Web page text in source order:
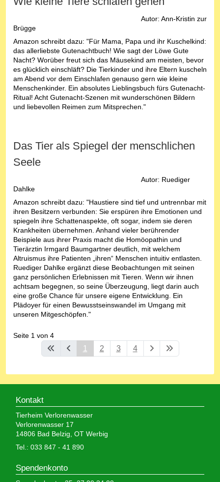
Autor: Ann-Kristin zur
Brügge
Amazon schreibt dazu: "Für Mama, Papa und ihr Kuschelkind:
das allerliebste Gutenachtbuch! Wie sagt der Löwe Gute
Nacht? Worüber freut sich das Mäusekind am meisten, bevor
es glücklich einschläft? Die Tierkinder und ihre Eltern kuscheln
am Abend vor dem Einschlafen genauso gern wie kleine
Menschenkinder. Ein absolutes Lieblingsbuch fürs Gutenacht-
Ritual! Acht Gutenacht-Szenen mit wunderschönen Bildern
und liebevollen Reimen zum Mitsprechen."
Das Tier als Spiegel der menschlichen
Seele
Autor: Ruediger
Dahlke
Amazon schreibt dazu: "Haustiere sind tief und untrennbar mit
ihren Besitzern verbunden: Sie erspüren ihre Emotionen und
spiegeln ihre Schattenaspekte, oft sogar, indem sie deren
Krankheiten übernehmen. Anhand vieler berührender
Beispiele aus ihrer Praxis macht die Homöopathin und
Tierärztin Irmgard Baumgartner deutlich, mit welchem
Altruismus ihre Patienten „ihren“ Menschen intuitiv entlasten.
Ruediger Dahlke ergänzt diese Beobachtungen mit seinen
ganz persönlichen Erlebnissen mit Tieren. Wenn wir ihnen
achtsam begegnen, so seine Überzeugung, liegt darin auch
eine große Chance für unsere eigene Entwicklung. Ein
Plädoyer für einen Bewusstseinswandel im Umgang mit
unseren Mitgeschöpfen."
Seite 1 von 4
1 2 3 4
Kontakt
Tierheim Verlorenwasser
Verlorenwasser 17
14806 Bad Belzig, OT Werbig
Tel.: 033 847 - 41 890
Spendenkonto